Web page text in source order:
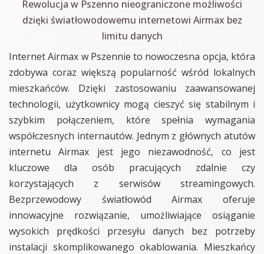
Rewolucja w Pszenno nieograniczone możliwości
dzięki światłowodowemu internetowi Airmax bez
limitu danych
Internet Airmax w Pszennie to nowoczesna opcja, która
zdobywa coraz większą popularność wśród lokalnych
mieszkańców. Dzięki zastosowaniu zaawansowanej
technologii, użytkownicy mogą cieszyć się stabilnym i
szybkim połączeniem, które spełnia wymagania
współczesnych internautów. Jednym z głównych atutów
internetu Airmax jest jego niezawodność, co jest
kluczowe dla osób pracujących zdalnie czy
korzystających z serwisów streamingowych.
Bezprzewodowy światłowód Airmax oferuje
innowacyjne rozwiązanie, umożliwiające osiąganie
wysokich prędkości przesyłu danych bez potrzeby
instalacji skomplikowanego okablowania. Mieszkańcy